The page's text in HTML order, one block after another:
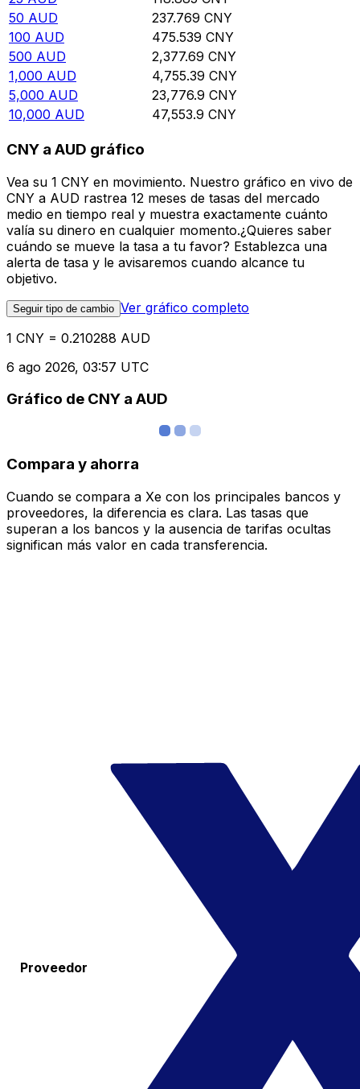
50 AUD 237.769 CNY
100 AUD 475.539 CNY
500 AUD 2,377.69 CNY
1,000 AUD 4,755.39 CNY
5,000 AUD 23,776.9 CNY
10,000 AUD 47,553.9 CNY
CNY a AUD gráfico
Vea su 1 CNY en movimiento. Nuestro gráfico en vivo de
CNY a AUD rastrea 12 meses de tasas del mercado
medio en tiempo real y muestra exactamente cuánto
valía su dinero en cualquier momento.¿Quieres saber
cuándo se mueve la tasa a tu favor? Establezca una
alerta de tasa y le avisaremos cuando alcance tu
objetivo.
Seguir tipo de cambio Ver gráfico completo
1 CNY = 0.210288 AUD
6 ago 2026, 03:57 UTC
Gráfico de CNY a AUD
Compara y ahorra
Cuando se compara a Xe con los principales bancos y
proveedores, la diferencia es clara. Las tasas que
superan a los bancos y la ausencia de tarifas ocultas
significan más valor en cada transferencia.
Proveedor